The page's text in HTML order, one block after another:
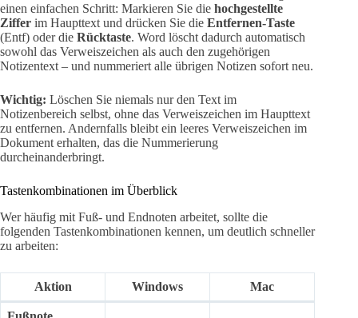
einen einfachen Schritt: Markieren Sie die hochgestellte
Ziffer im Haupttext und drücken Sie die Entfernen-Taste
(Entf) oder die Rücktaste. Word löscht dadurch automatisch
sowohl das Verweiszeichen als auch den zugehörigen
Notizentext – und nummeriert alle übrigen Notizen sofort neu.
Wichtig: Löschen Sie niemals nur den Text im
Notizenbereich selbst, ohne das Verweiszeichen im Haupttext
zu entfernen. Andernfalls bleibt ein leeres Verweiszeichen im
Dokument erhalten, das die Nummerierung
durcheinanderbringt.
Tastenkombinationen im Überblick
Wer häufig mit Fuß- und Endnoten arbeitet, sollte die
folgenden Tastenkombinationen kennen, um deutlich schneller
zu arbeiten:
Aktion Windows Mac